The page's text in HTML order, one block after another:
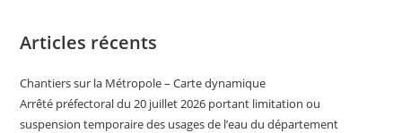
Articles récents
Chantiers sur la Métropole – Carte dynamique
Arrêté préfectoral du 20 juillet 2026 portant limitation ou
suspension temporaire des usages de l’eau du département